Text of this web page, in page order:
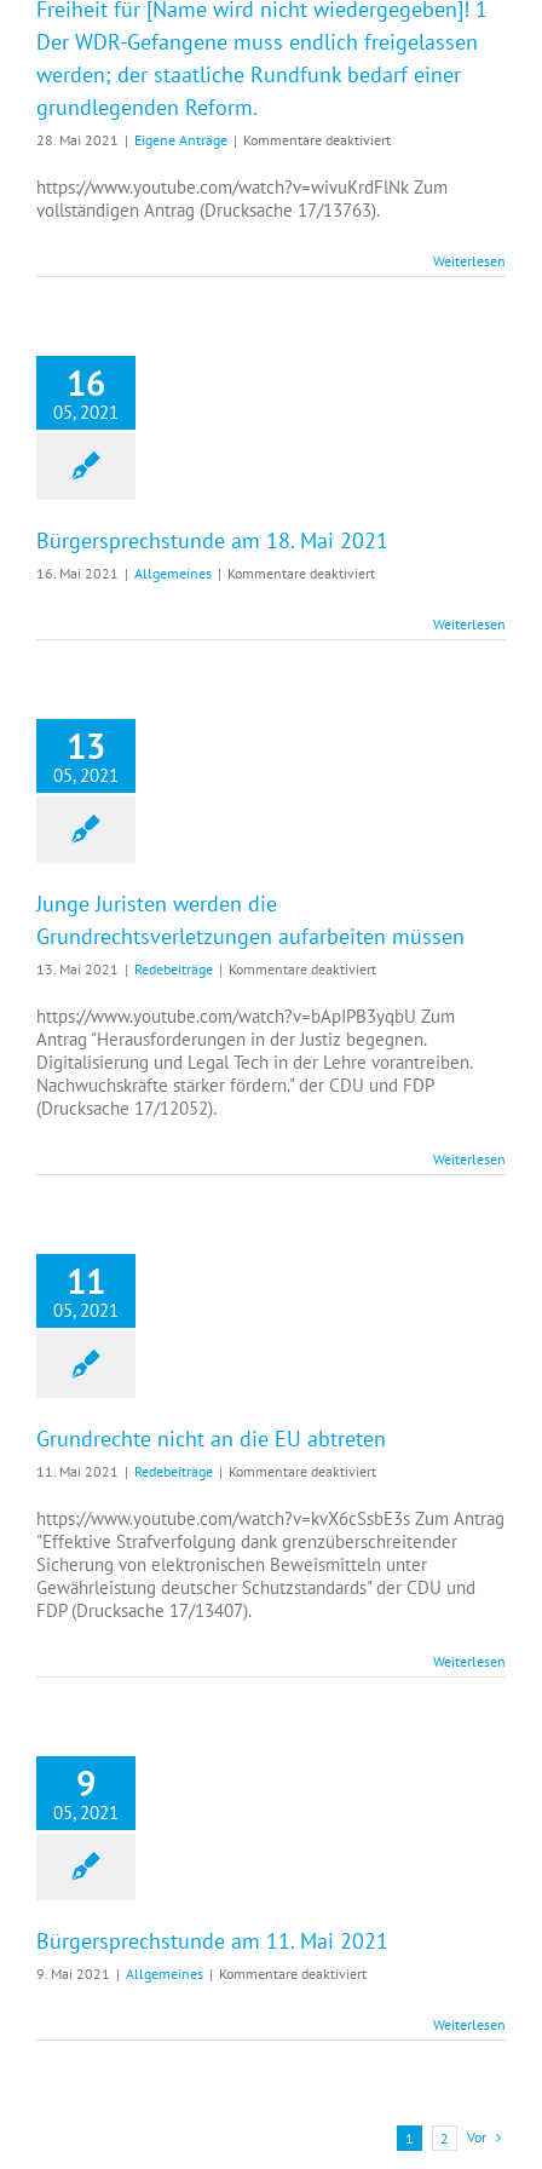
Freiheit für [Name wird nicht wiedergegeben]! 1
Der WDR-Gefangene muss endlich freigelassen
werden; der staatliche Rundfunk bedarf einer
grundlegenden Reform.
28. Mai 2021 | Eigene Anträge | Kommentare deaktiviertfür
für
wiedergegeben]!
https://www.youtube.com/watch?v=wivuKrdFlNk Zum
vollständigen Antrag (Drucksache 17/13763).
Weiterlesen
16
05, 2021
Bürgersprechstunde am 18. Mai 2021
16. Mai 2021 | Allgemeines | Kommentare deaktiviertfür
18.
Weiterlesen
13
05, 2021
Junge Juristen werden die
Grundrechtsverletzungen aufarbeiten müssen
13. Mai 2021 | Redebeiträge | Kommentare deaktiviertfür
Juristen
werden
die
Grundrechtsverletzungen
https://www.youtube.com/watch?v=bApIPB3yqbU Zum
Antrag "Herausforderungen in der Justiz begegnen.
Digitalisierung und Legal Tech in der Lehre vorantreiben.
Nachwuchskräfte stärker fördern." der CDU und FDP
(Drucksache 17/12052).
Weiterlesen
11
05, 2021
Grundrechte nicht an die EU abtreten
11. Mai 2021 | Redebeiträge | Kommentare deaktiviertfür
nicht
an
die
EU
https://www.youtube.com/watch?v=kvX6cSsbE3s Zum Antrag
"Effektive Strafverfolgung dank grenzüberschreitender
Sicherung von elektronischen Beweismitteln unter
Gewährleistung deutscher Schutzstandards" der CDU und
FDP (Drucksache 17/13407).
Weiterlesen
9
05, 2021
Bürgersprechstunde am 11. Mai 2021
9. Mai 2021 | Allgemeines | Kommentare deaktiviertfür
11.
Weiterlesen
1 2 Vor